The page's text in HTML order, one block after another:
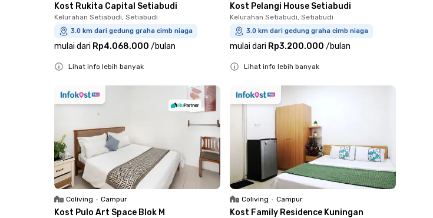
Kost Rukita Capital Setiabudi
Kelurahan Setiabudi, Setiabudi
3.0 km dari gedung graha cimb niaga
mulai dari Rp4.068.000 /bulan
Lihat info lebih banyak
Kost Pelangi House Setiabudi
Kelurahan Setiabudi, Setiabudi
3.0 km dari gedung graha cimb niaga
mulai dari Rp3.200.000 /bulan
Lihat info lebih banyak
Coliving • Campur
Kost Pulo Art Space Blok M
Coliving • Campur
Kost Family Residence Kuningan